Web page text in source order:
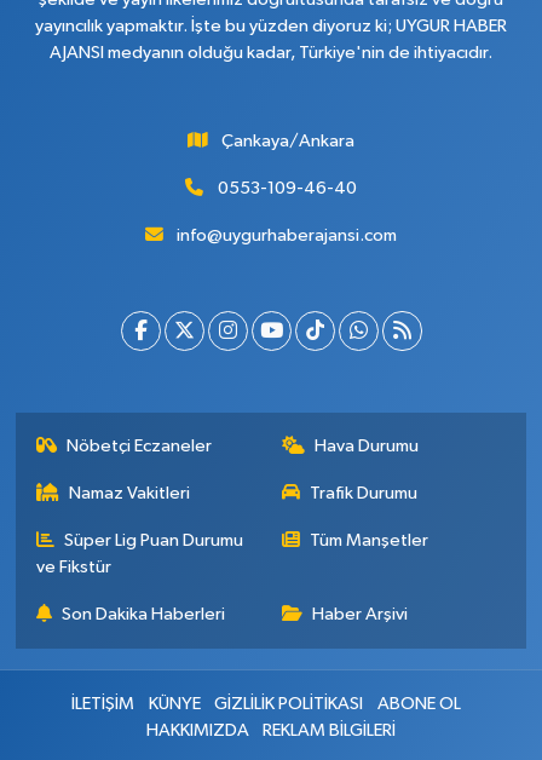
yayıncılık yapmaktır. İşte bu yüzden diyoruz ki; UYGUR HABER
AJANSI medyanın olduğu kadar, Türkiye'nin de ihtiyacıdır.
Çankaya/Ankara
0553-109-46-40
info@uygurhaberajansi.com
Nöbetçi Eczaneler Hava Durumu
Namaz Vakitleri Trafik Durumu
Süper Lig Puan Durumu
ve Fikstür
Tüm Manşetler
Son Dakika Haberleri Haber Arşivi
İLETİŞİM KÜNYE GİZLİLİK POLİTİKASI
ABONE OL
HAKKIMIZDA
REKLAM BİLGİLERİ